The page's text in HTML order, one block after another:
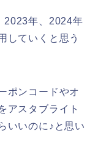
2023年、2024年
していくと思う
ポンコードやオ
アスタブライト
いいのに♪と思い